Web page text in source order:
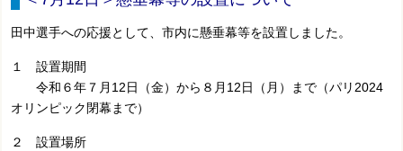
田中選手への応援として、市内に懸垂幕等を設置しました。
１ 設置期間
令和６年７月12日（金）から８月12日（月）まで（パリ2024
オリンピック閉幕まで）
２ 設置場所